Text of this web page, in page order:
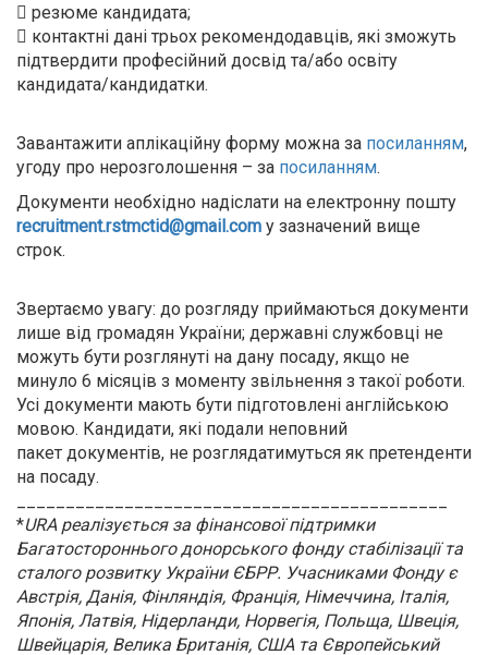
 резюме кандидата;
 контактні дані трьох рекомендодавців, які зможуть
підтвердити професійний досвід та/або освіту
кандидата/кандидатки.
Завантажити аплікаційну форму можна за посиланням,
угоду про нерозголошення – за посиланням.
Документи необхідно надіслати на електронну пошту
recruitment.rstmctid@gmail.com у зазначений вище
строк.
Звертаємо увагу: до розгляду приймаються документи
лише від громадян України; державні службовці не
можуть бути розглянуті на дану посаду, якщо не
минуло 6 місяців з моменту звільнення з такої роботи.
Усі документи мають бути підготовлені англійською
мовою. Кандидати, які подали неповний
пакет документів, не розглядатимуться як претенденти
на посаду.
*URA реалізується за фінансової підтримки
Багатостороннього донорського фонду стабілізації та
сталого розвитку України ЄБРР. Учасниками Фонду є
Австрія, Данія, Фінляндія, Франція, Німеччина, Італія,
Японія, Латвія, Нідерланди, Норвегія, Польща, Швеція,
Швейцарія, Велика Британія, США та Європейський